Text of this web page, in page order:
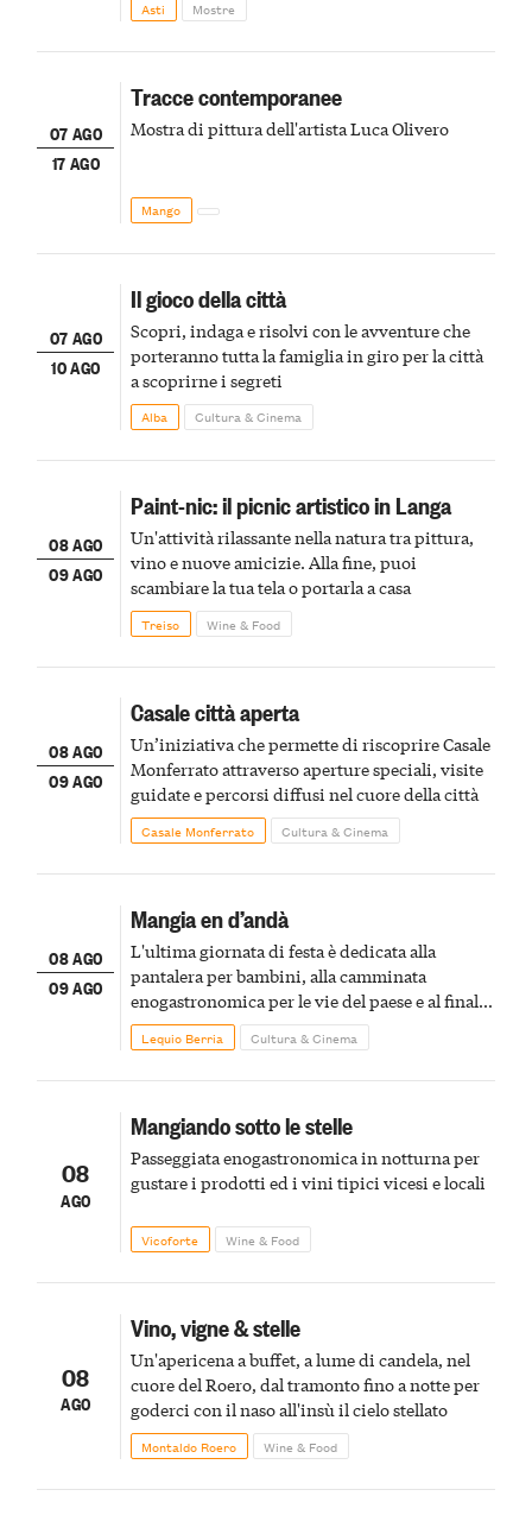
Asti Mostre
07 AGO
17 AGO
Tracce contemporanee
Mostra di pittura dell'artista Luca Olivero
Mango
07 AGO
10 AGO
Il gioco della città
Scopri, indaga e risolvi con le avventure che
porteranno tutta la famiglia in giro per la città
a scoprirne i segreti
Alba Cultura & Cinema
08 AGO
09 AGO
Paint-nic: il picnic artistico in Langa
Un'attività rilassante nella natura tra pittura,
vino e nuove amicizie. Alla fine, puoi
scambiare la tua tela o portarla a casa
Treiso Wine & Food
08 AGO
09 AGO
Casale città aperta
Un’iniziativa che permette di riscoprire Casale
Monferrato attraverso aperture speciali, visite
guidate e percorsi diffusi nel cuore della città
Casale Monferrato Cultura & Cinema
08 AGO
09 AGO
Mangia en d’andà
L'ultima giornata di festa è dedicata alla
pantalera per bambini, alla camminata
enogastronomica per le vie del paese e al finale
pirotecnico
Lequio Berria Cultura & Cinema
08
AGO
Mangiando sotto le stelle
Passeggiata enogastronomica in notturna per
gustare i prodotti ed i vini tipici vicesi e locali
Vicoforte Wine & Food
08
AGO
Vino, vigne & stelle
Un'apericena a buffet, a lume di candela, nel
cuore del Roero, dal tramonto fino a notte per
goderci con il naso all'insù il cielo stellato
Montaldo Roero Wine & Food